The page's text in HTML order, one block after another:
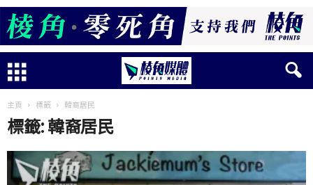
主頁 標籤 韓裔居民
標籤: 韓裔居民